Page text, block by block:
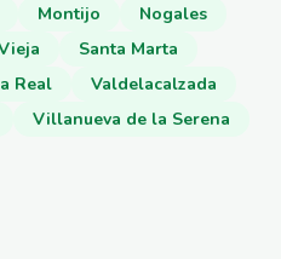
Montijo
Nogales
Santa Marta
Real
Valdelacalzada
Villanueva de la Serena